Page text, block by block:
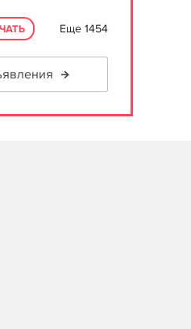
Еще 1454